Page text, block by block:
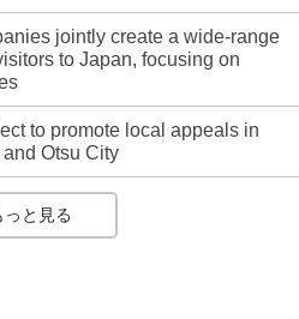
jointly create a wide-range
to Japan, focusing on
to promote local appeals in
Otsu City
っと見る